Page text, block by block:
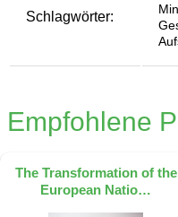
Schlagwörter:
Empfohlene
The Transformation of the
European Natio…